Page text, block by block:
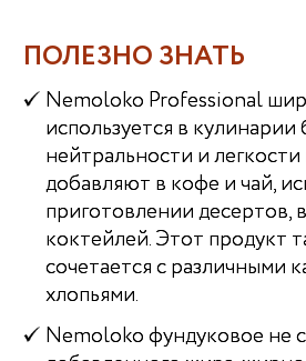
ПОЛЕЗНО ЗНАТЬ
Nemoloko Professional
используется в кулинарии
нейтральности и легкости
добавляют в кофе и чай,
приготовлении десертов,
коктейлей. Этот продукт
сочетается с различными
хлопьями.
Nemoloko фундуковое не